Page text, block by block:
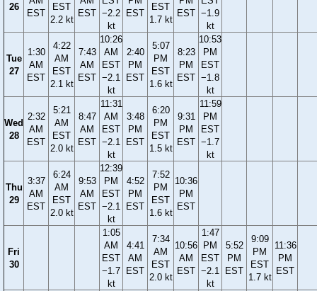
26
EST
EST
2.2 kt
EST −2.2
kt
EST
EST
1.7 kt
EST −1.9
kt
Tue
27
1:30
AM
EST
4:22
AM
EST
2.1 kt
7:43
AM
EST
10:26
AM
EST
−2.1
kt
2:40
PM
EST
5:07
PM
EST
1.6 kt
8:23
PM
EST
10:53
PM
EST
−1.8
kt
Wed
28
2:32
AM
EST
5:21
AM
EST
2.0 kt
8:47
AM
EST
11:31
AM
EST
−2.1
kt
3:48
PM
EST
6:20
PM
EST
1.5 kt
9:31
PM
EST
11:59
PM
EST
−1.7
kt
Thu
29
3:37
AM
EST
6:24
AM
EST
2.0 kt
9:53
AM
EST
12:39
PM
EST
−2.1
kt
4:52
PM
EST
7:52
PM
EST
1.6 kt
10:36
PM
EST
Fri
30
1:05
AM
EST
−1.7
kt
4:41
AM
EST
7:34
AM
EST
2.0 kt
10:56
AM
EST
1:47
PM
EST
−2.1
kt
5:52
PM
EST
9:09
PM
EST
1.7 kt
11:36
PM
EST